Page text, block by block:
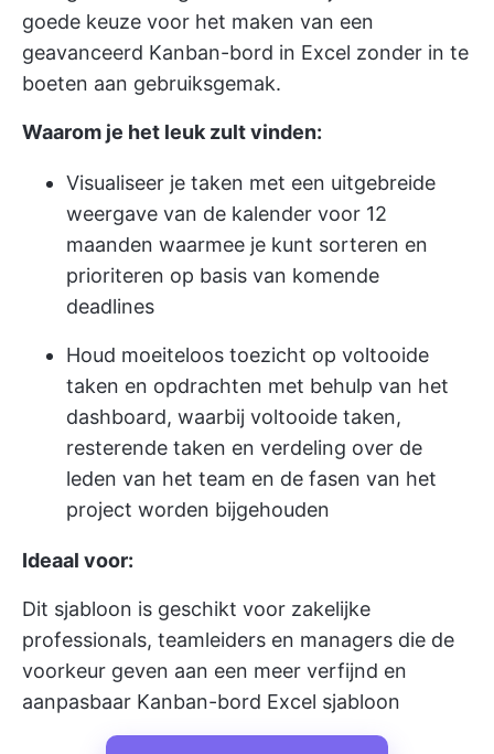
goede keuze voor het maken van een
geavanceerd Kanban-bord in Excel zonder in te
boeten aan gebruiksgemak.
Waarom je het leuk zult vinden:
Visualiseer je taken met een uitgebreide
weergave van de kalender voor 12
maanden waarmee je kunt sorteren en
prioriteren op basis van komende
deadlines
Houd moeiteloos toezicht op voltooide
taken en opdrachten met behulp van het
dashboard, waarbij voltooide taken,
resterende taken en verdeling over de
leden van het team en de fasen van het
project worden bijgehouden
Ideaal voor:
Dit sjabloon is geschikt voor zakelijke
professionals, teamleiders en managers die de
voorkeur geven aan een meer verfijnd en
aanpasbaar Kanban-bord Excel sjabloon